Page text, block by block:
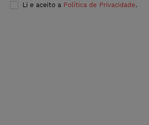
Li e aceito a Política de Privacidade.